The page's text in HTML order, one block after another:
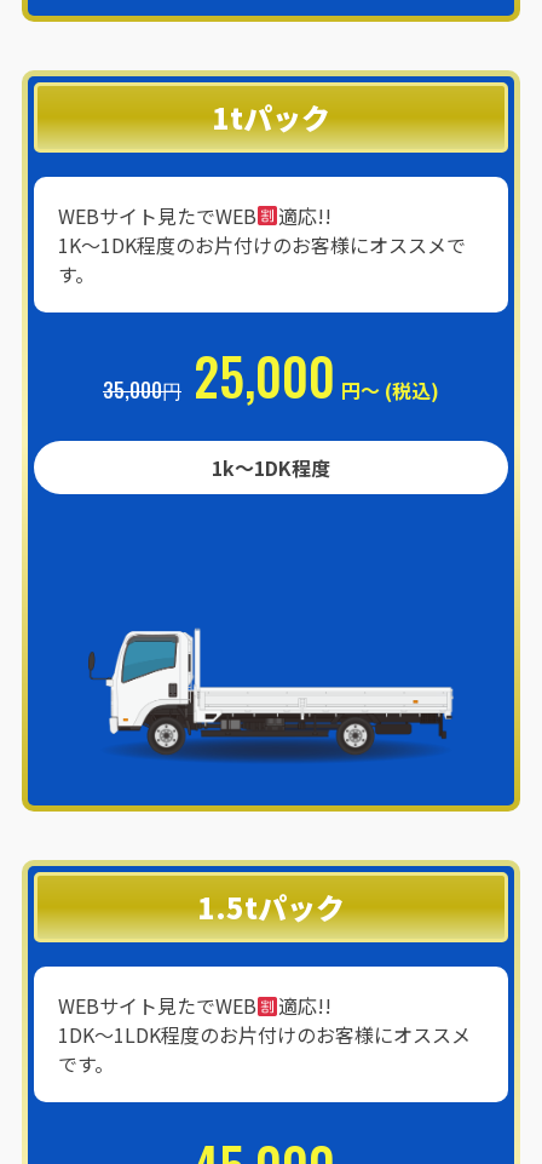
1tパック
WEBサイト見たでWEB
適応!!
1K〜1DK程度のお片付けのお客様にオススメで
す。
35,000円 25,000 円～ (税込)
1k〜1DK程度
1.5tパック
WEBサイト見たでWEB
適応!!
1DK〜1LDK程度のお片付けのお客様にオススメ
です。